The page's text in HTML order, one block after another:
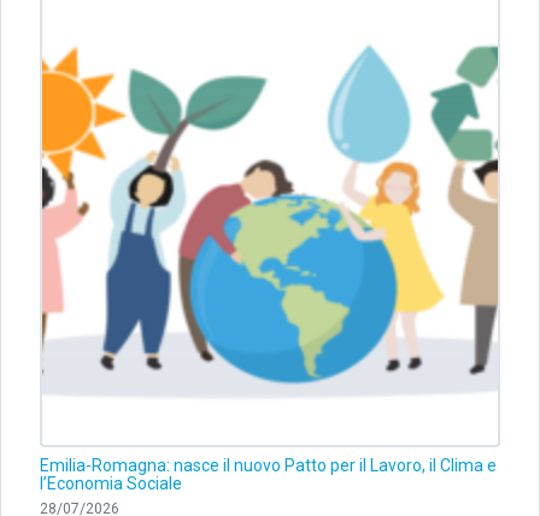
Emilia-Romagna: nasce il nuovo Patto per il Lavoro, il Clima e
l’Economia Sociale
28/07/2026